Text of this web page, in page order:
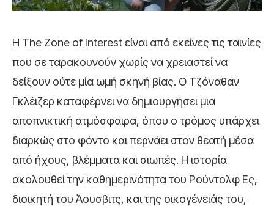
Η The Zone of Interest είναι από εκείνες τις ταινίες
που σε ταρακουνούν χωρίς να χρειαστεί να
δείξουν ούτε μία ωμή σκηνή βίας. Ο Τζόναθαν
Γκλέιζερ καταφέρνει να δημιουργήσει μια
αποπνικτική ατμόσφαιρα, όπου ο τρόμος υπάρχει
διαρκώς στο φόντο και περνάει στον θεατή μέσα
από ήχους, βλέμματα και σιωπές. Η ιστορία
ακολουθεί την καθημερινότητα του Ρούντολφ Ες,
διοικητή του Άουσβιτς, και της οικογένειάς του,